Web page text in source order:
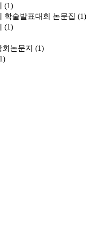
(1)
학술발표대회 논문집 (1)
(1)
논문지 (1)